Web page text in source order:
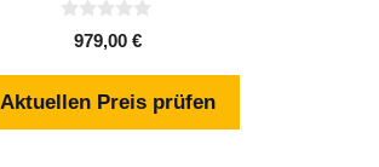
5
979,00 €
Aktuellen Preis prüfen